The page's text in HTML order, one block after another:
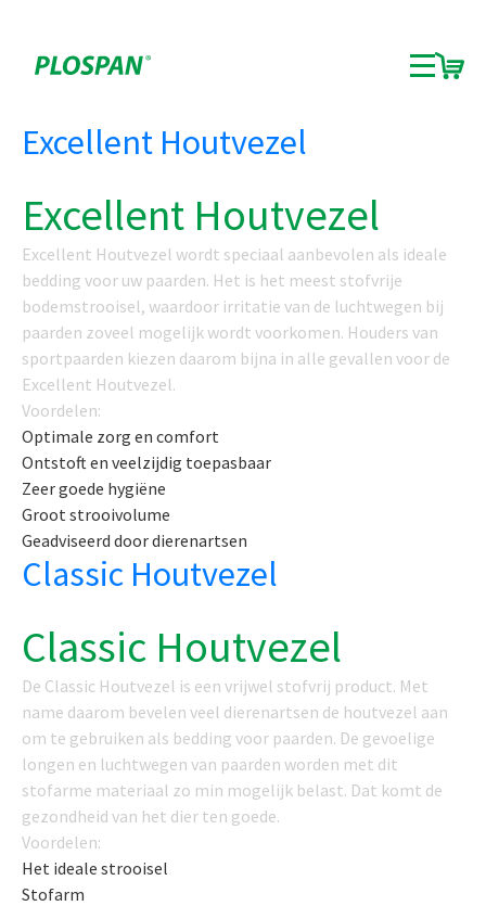
Excellent Houtvezel
Excellent Houtvezel
Excellent Houtvezel wordt speciaal aanbevolen als ideale
bedding voor uw paarden. Het is het meest stofvrije
bodemstrooisel, waardoor irritatie van de luchtwegen bij
paarden zoveel mogelijk wordt voorkomen. Houders van
sportpaarden kiezen daarom bijna in alle gevallen voor de
Excellent Houtvezel.
Voordelen:
Optimale zorg en comfort
Ontstoft en veelzijdig toepasbaar
Zeer goede hygiëne
Groot strooivolume
Geadviseerd door dierenartsen
Classic Houtvezel
Classic Houtvezel
De Classic Houtvezel is een vrijwel stofvrij product. Met
name daarom bevelen veel dierenartsen de houtvezel aan
om te gebruiken als bedding voor paarden. De gevoelige
longen en luchtwegen van paarden worden met dit
stofarme materiaal zo min mogelijk belast. Dat komt de
gezondheid van het dier ten goede.
Voordelen:
Het ideale strooisel
Stofarm